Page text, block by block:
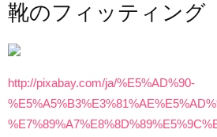
靴のフィッティング
http://pixabay.com/ja/%E5%AD%90-